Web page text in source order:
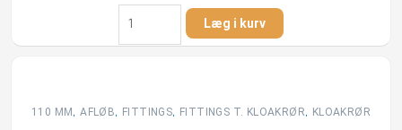
Grenrør
110
/
45
Læg i kurv
110 MM ,AFLØB, FITTINGS, FITTINGS T. KLOAKRØR, KLOAKRØR